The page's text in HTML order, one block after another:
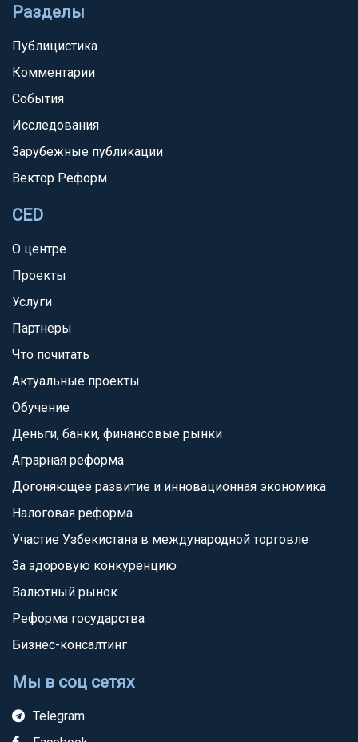
Разделы
Публицистика
Комментарии
События
Исследования
Зарубежные публикации
Вектор Реформ
CED
О центре
Проекты
Услуги
Партнеры
Что почитать
Актуальные проекты
Обучение
Деньги, банки, финансовые рынки
Аграрная реформа
Догоняющее развитие и инновационная экономика
Налоговая реформа
Участие Узбекистана в международной торговле
За здоровую конкуренцию
Валютный рынок
Реформа государства
Бизнес-консалтинг
Мы в соц сетях
Telegram